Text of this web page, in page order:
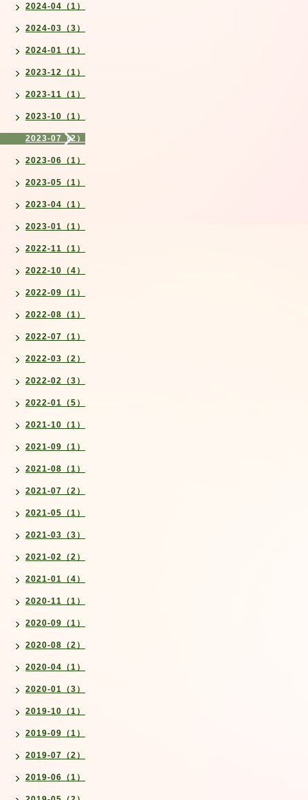
2024-04（1）
2024-03（3）
2024-01（1）
2023-12（1）
2023-11（1）
2023-10（1）
2023-07（2）
2023-06（1）
2023-05（1）
2023-04（1）
2023-01（1）
2022-11（1）
2022-10（4）
2022-09（1）
2022-08（1）
2022-07（1）
2022-03（2）
2022-02（3）
2022-01（5）
2021-10（1）
2021-09（1）
2021-08（1）
2021-07（2）
2021-05（1）
2021-03（3）
2021-02（2）
2021-01（4）
2020-11（1）
2020-09（1）
2020-08（2）
2020-04（1）
2020-01（3）
2019-10（1）
2019-09（1）
2019-07（2）
2019-06（1）